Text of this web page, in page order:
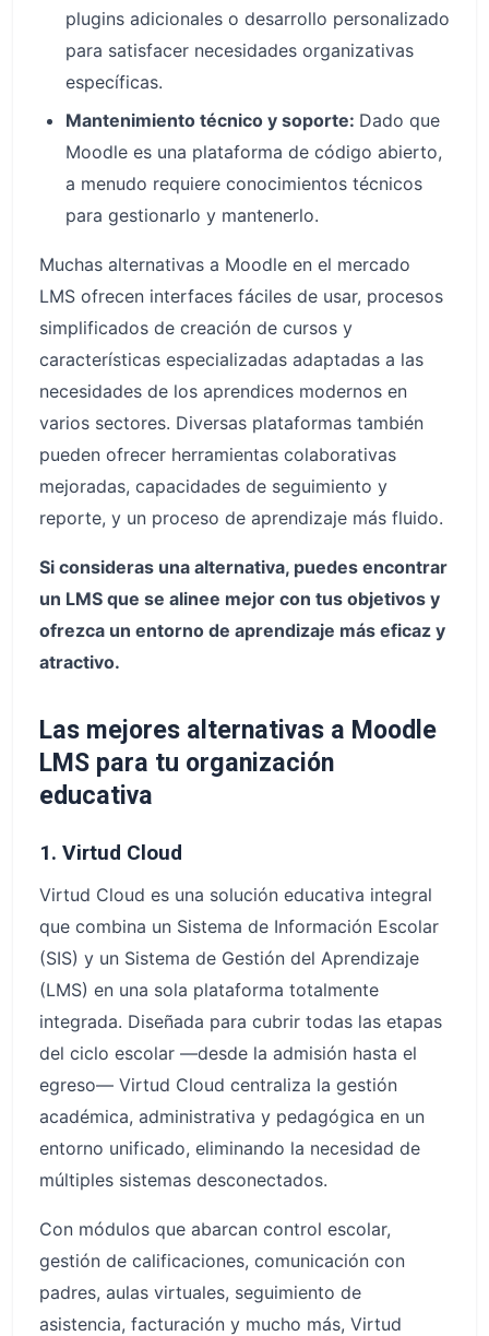
plugins adicionales o desarrollo personalizado
para satisfacer necesidades organizativas
específicas.
Mantenimiento técnico y soporte: Dado que
Moodle es una plataforma de código abierto,
a menudo requiere conocimientos técnicos
para gestionarlo y mantenerlo.
Muchas alternativas a Moodle en el mercado
LMS ofrecen interfaces fáciles de usar, procesos
simplificados de creación de cursos y
características especializadas adaptadas a las
necesidades de los aprendices modernos en
varios sectores. Diversas plataformas también
pueden ofrecer herramientas colaborativas
mejoradas, capacidades de seguimiento y
reporte, y un proceso de aprendizaje más fluido.
Si consideras una alternativa, puedes encontrar
un LMS que se alinee mejor con tus objetivos y
ofrezca un entorno de aprendizaje más eficaz y
atractivo.
Las mejores alternativas a Moodle
LMS para tu organización
educativa
1. Virtud Cloud
Virtud Cloud es una solución educativa integral
que combina un Sistema de Información Escolar
(SIS) y un Sistema de Gestión del Aprendizaje
(LMS) en una sola plataforma totalmente
integrada. Diseñada para cubrir todas las etapas
del ciclo escolar —desde la admisión hasta el
egreso— Virtud Cloud centraliza la gestión
académica, administrativa y pedagógica en un
entorno unificado, eliminando la necesidad de
múltiples sistemas desconectados.
Con módulos que abarcan control escolar,
gestión de calificaciones, comunicación con
padres, aulas virtuales, seguimiento de
asistencia, facturación y mucho más, Virtud